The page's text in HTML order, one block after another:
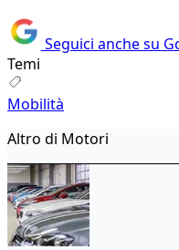
Seguici anche su
Temi
Mobilità
Altro di Motori